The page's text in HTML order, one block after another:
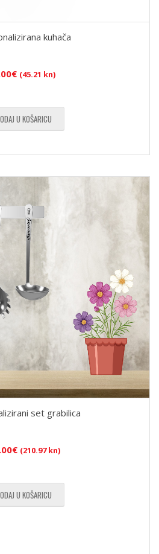
kuhača
€ (45.21 kn)
U KOŠARICU
set grabilica
€ (210.97 kn)
U KOŠARICU